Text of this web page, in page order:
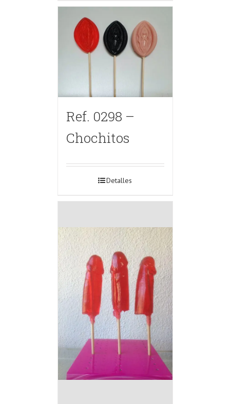
Ref. 0298 –
Chochitos
Detalles